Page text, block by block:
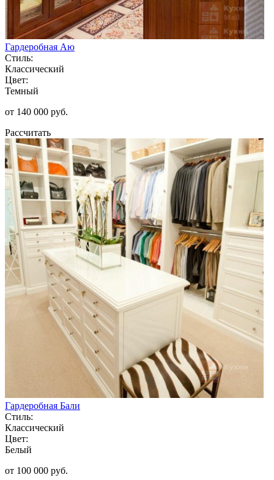
Гардеробная Аю
Стиль:
Классический
Цвет:
Темный
от 140 000 руб.
Рассчитать
Гардеробная Бали
Стиль:
Классический
Цвет:
Белый
от 100 000 руб.